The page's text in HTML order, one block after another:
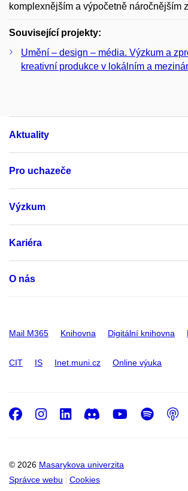
komplexnějším a výpočetně náročnějším
Související projekty:
Umění – design – média. Výzkum a
kreativní produkce v lokálním a
Aktuality
Pro uchazeče
Výzkum
Kariéra
O nás
Mail M365 Knihovna Digitální knihovna
CIT IS Inet.muni.cz Online výuka
© 2026 Masarykova univerzita
Správce webu
Cookies
Facebook
Instagram
LinkedIn
Discord